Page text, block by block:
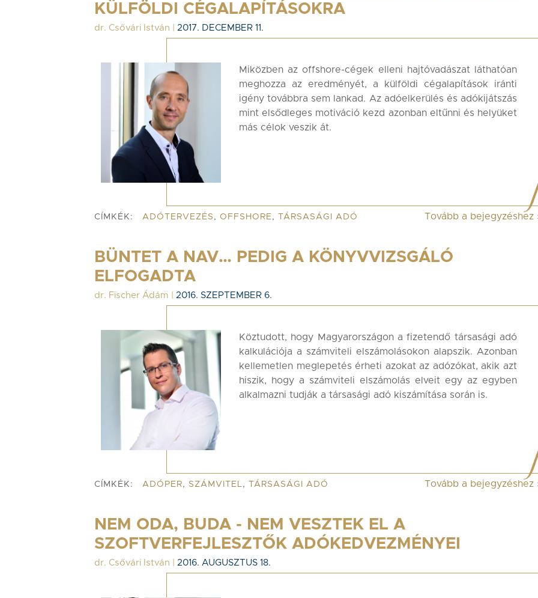
KÜLFÖLDI CÉGALAPÍTÁSOKRA
dr. Csővári István 2017. DECEMBER 11.
Miközben az offshore-cégek elleni hajtóvadászat láthatóan
meghozza az eredményét, a külföldi cégalapítások iránti
igény továbbra sem lankad. Az adóelkerülés és adókijátszás
mint elsődleges motiváció kezd azonban eltűnni és helyüket
más célok veszik át.
CÍMKÉK: ADÓTERVEZÉS , OFFSHORE, TÁRSASÁGI ADÓ Tovább a bejegyzéshez
BÜNTET A NAV… PEDIG A KÖNYVVIZSGÁLÓ
ELFOGADTA
dr. Fischer Ádám 2016. SZEPTEMBER 6.
Köztudott, hogy Magyarországon a fizetendő társasági adó
kalkulációja a számviteli elszámolásokon alapszik. Azonban
kellemetlen meglepetés érheti azokat az adózókat, akik azt
hiszik, hogy a számviteli elszámolás elveit egy az egyben
alkalmazni tudják a társasági adó kiszámítása során is.
CÍMKÉK: ADÓPER, SZÁMVITEL, TÁRSASÁGI ADÓ Tovább a bejegyzéshez
NEM ODA, BUDA - NEM VESZTEK EL A
SZOFTVERFEJLESZTŐK ADÓKEDVEZMÉNYEI
dr. Csővári István 2016. AUGUSZTUS 18.